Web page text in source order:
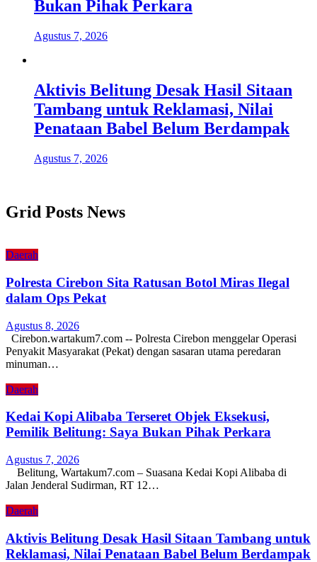
Bukan Pihak Perkara
Agustus 7, 2026
Aktivis Belitung Desak Hasil Sitaan
Tambang untuk Reklamasi, Nilai
Penataan Babel Belum Berdampak
Agustus 7, 2026
Grid Posts News
Daerah
Polresta Cirebon Sita Ratusan Botol Miras Ilegal
dalam Ops Pekat
Agustus 8, 2026
Cirebon.wartakum7.com -- Polresta Cirebon menggelar Operasi
Penyakit Masyarakat (Pekat) dengan sasaran utama peredaran
minuman…
Daerah
Kedai Kopi Alibaba Terseret Objek Eksekusi,
Pemilik Belitung: Saya Bukan Pihak Perkara
Agustus 7, 2026
Belitung, Wartakum7.com – Suasana Kedai Kopi Alibaba di
Jalan Jenderal Sudirman, RT 12…
Daerah
Aktivis Belitung Desak Hasil Sitaan Tambang untuk
Reklamasi, Nilai Penataan Babel Belum Berdampak